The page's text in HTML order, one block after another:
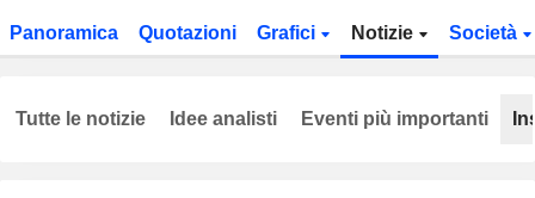
Panoramica Quotazioni Grafici Notizie Società
Tutte le notizie Idee analisti Eventi più importanti